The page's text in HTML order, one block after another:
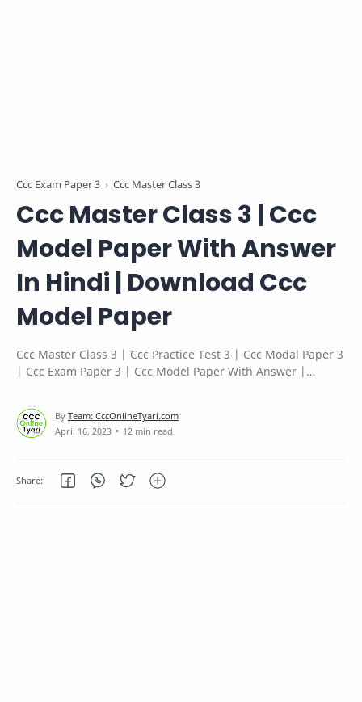
Ccc Exam Paper 3 Ccc Master Class 3
Ccc Master Class 3 | Ccc
Model Paper With Answer
In Hindi | Download Ccc
Model Paper
Ccc Master Class 3 | Ccc Practice Test 3 | Ccc Modal Paper 3
| Ccc Exam Paper 3 | Ccc Model Paper With Answer |
12 min read